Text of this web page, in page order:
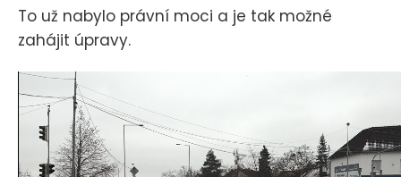
To už nabylo právní moci a je tak možné
zahájit úpravy.